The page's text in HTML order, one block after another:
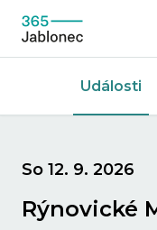
Události
So 12. 9. 2026
Rýnovické